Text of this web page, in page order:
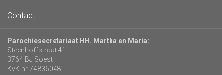
Contact
Parochiesecretariaat HH. Martha en Maria:
Steenhoffstraat 41
3764 BJ Soest
KvK nr 74836048